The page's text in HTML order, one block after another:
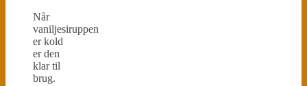
Når
vaniljesiruppen
er kold
er den
klar til
brug.